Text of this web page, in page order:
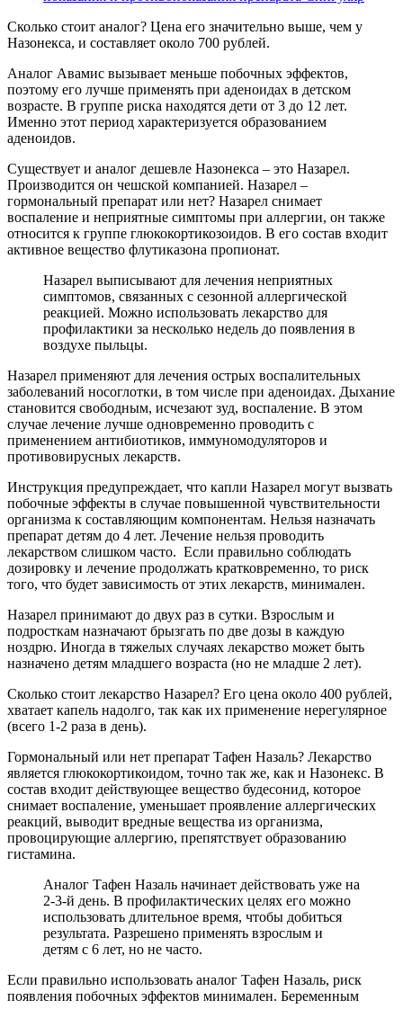
Сколько стоит аналог? Цена его значительно выше, чем у
Назонекса, и составляет около 700 рублей.
Аналог Авамис вызывает меньше побочных эффектов,
поэтому его лучше применять при аденоидах в детском
возрасте. В группе риска находятся дети от 3 до 12 лет.
Именно этот период характеризуется образованием
аденоидов.
Существует и аналог дешевле Назонекса – это Назарел.
Производится он чешской компанией. Назарел –
гормональный препарат или нет? Назарел снимает
воспаление и неприятные симптомы при аллергии, он также
относится к группе глюкокортикозоидов. В его состав входит
активное вещество флутиказона пропионат.
Назарел выписывают для лечения неприятных
симптомов, связанных с сезонной аллергической
реакцией. Можно использовать лекарство для
профилактики за несколько недель до появления в
воздухе пыльцы.
Назарел применяют для лечения острых воспалительных
заболеваний носоглотки, в том числе при аденоидах. Дыхание
становится свободным, исчезают зуд, воспаление. В этом
случае лечение лучше одновременно проводить с
применением антибиотиков, иммуномодуляторов и
противовирусных лекарств.
Инструкция предупреждает, что капли Назарел могут вызвать
побочные эффекты в случае повышенной чувствительности
организма к составляющим компонентам. Нельзя назначать
препарат детям до 4 лет. Лечение нельзя проводить
лекарством слишком часто. Если правильно соблюдать
дозировку и лечение продолжать кратковременно, то риск
того, что будет зависимость от этих лекарств, минимален.
Назарел принимают до двух раз в сутки. Взрослым и
подросткам назначают брызгать по две дозы в каждую
ноздрю. Иногда в тяжелых случаях лекарство может быть
назначено детям младшего возраста (но не младше 2 лет).
Сколько стоит лекарство Назарел? Его цена около 400 рублей,
хватает капель надолго, так как их применение нерегулярное
(всего 1-2 раза в день).
Гормональный или нет препарат Тафен Назаль? Лекарство
является глюкокортикоидом, точно так же, как и Назонекс. В
состав входит действующее вещество будесонид, которое
снимает воспаление, уменьшает проявление аллергических
реакций, выводит вредные вещества из организма,
провоцирующие аллергию, препятствует образованию
гистамина.
Аналог Тафен Назаль начинает действовать уже на
2-3-й день. В профилактических целях его можно
использовать длительное время, чтобы добиться
результата. Разрешено применять взрослым и
детям с 6 лет, но не часто.
Если правильно использовать аналог Тафен Назаль, риск
появления побочных эффектов минимален. Беременным